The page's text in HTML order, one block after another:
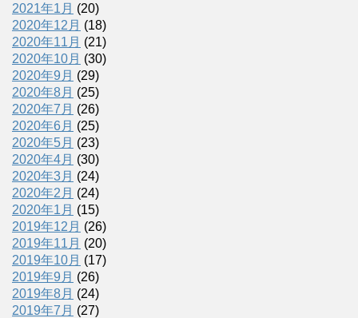
2021年1月 (20)
2020年12月 (18)
2020年11月 (21)
2020年10月 (30)
2020年9月 (29)
2020年8月 (25)
2020年7月 (26)
2020年6月 (25)
2020年5月 (23)
2020年4月 (30)
2020年3月 (24)
2020年2月 (24)
2020年1月 (15)
2019年12月 (26)
2019年11月 (20)
2019年10月 (17)
2019年9月 (26)
2019年8月 (24)
2019年7月 (27)